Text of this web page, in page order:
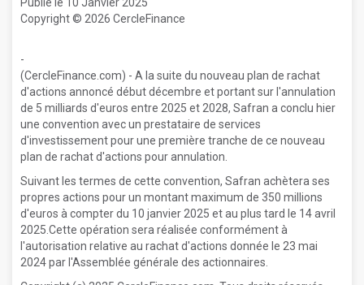
Copyright © 2026 CercleFinance
-
(CercleFinance.com) - A la suite du nouveau plan de rachat
d'actions annoncé début décembre et portant sur l'annulation
de 5 milliards d'euros entre 2025 et 2028, Safran a conclu hier
une convention avec un prestataire de services
d'investissement pour une première tranche de ce nouveau
plan de rachat d'actions pour annulation.
Suivant les termes de cette convention, Safran achètera ses
propres actions pour un montant maximum de 350 millions
d'euros à compter du 10 janvier 2025 et au plus tard le 14 avril
2025.Cette opération sera réalisée conformément à
l'autorisation relative au rachat d'actions donnée le 23 mai
2024 par l'Assemblée générale des actionnaires.